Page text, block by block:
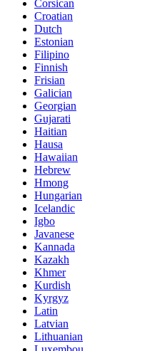
Corsican
Croatian
Dutch
Estonian
Filipino
Finnish
Frisian
Galician
Georgian
Gujarati
Haitian
Hausa
Hawaiian
Hebrew
Hmong
Hungarian
Icelandic
Igbo
Javanese
Kannada
Kazakh
Khmer
Kurdish
Kyrgyz
Latin
Latvian
Lithuanian